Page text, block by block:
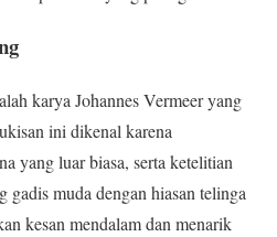
karya Johannes Vermeer yang
ini dikenal karena
yang luar biasa, serta ketelitian
gadis muda dengan hiasan telinga
kesan mendalam dan menarik